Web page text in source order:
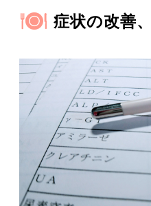
症状の改善